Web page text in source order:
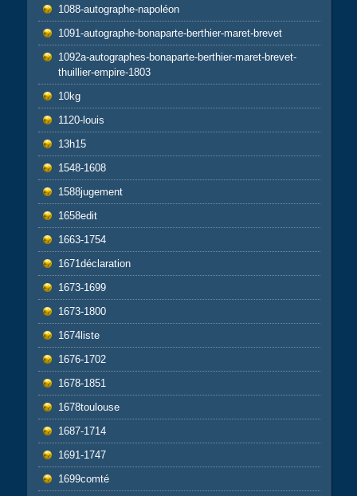
1088-autographe-napoléon
1091-autographe-bonaparte-berthier-maret-brevet
1092a-autographes-bonaparte-berthier-maret-brevet-
thuillier-empire-1803
10kg
1120-louis
13h15
1548-1608
1588jugement
1658edit
1663-1754
1671déclaration
1673-1699
1673-1800
1674liste
1676-1702
1678-1851
1678toulouse
1687-1714
1691-1747
1699comté